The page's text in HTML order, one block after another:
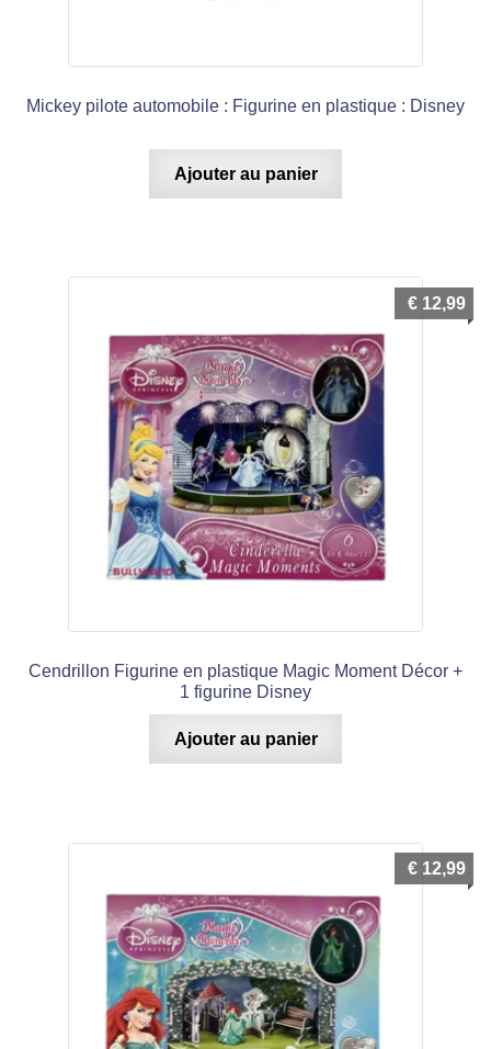
Mickey pilote automobile : Figurine en plastique : Disney
Ajouter au panier
Cendrillon Figurine en plastique Magic Moment Décor +
1 figurine Disney
€ 12,99
Ajouter au panier
€ 12,99